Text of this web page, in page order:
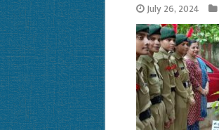
July 26, 2024